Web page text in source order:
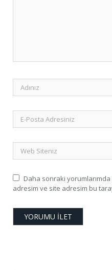
Daha sonraki yorumlarımda
adresim ve site adresim bu